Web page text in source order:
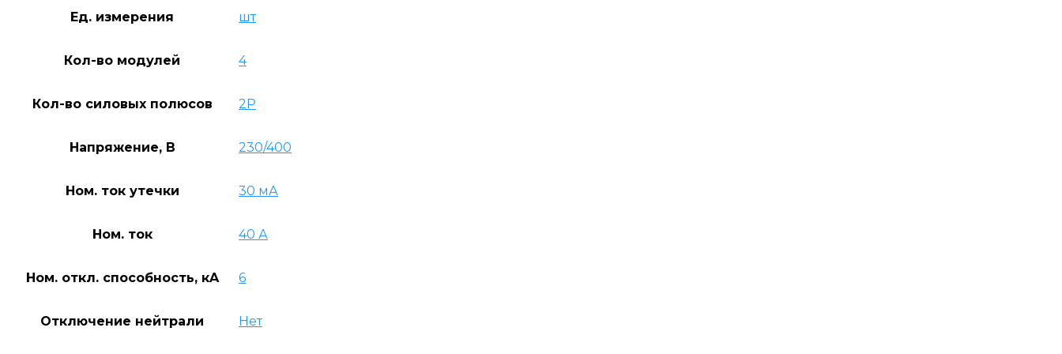
Ед. измерения шт
Кол-во модулей 4
Кол-во силовых полюсов 2P
Напряжение, В 230/400
Ном. ток утечки 30 мА
Ном. ток 40 А
Ном. откл. способность, кA 6
Отключение нейтрали Нет